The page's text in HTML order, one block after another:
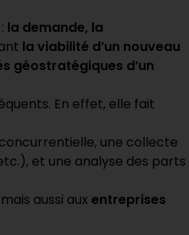
la demande, la
la viabilité d’un nouveau
géostratégiques d’un
En effet, elle fait
une collecte
et une analyse des parts
aussi aux entreprises